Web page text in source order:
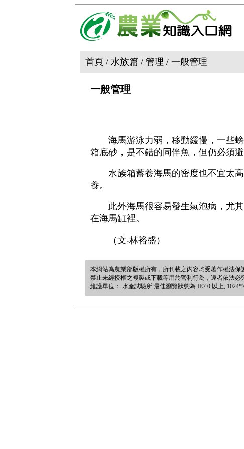
首頁 / 水族篇 / 管理 / 一般管理
一般管理
海馬游泳力弱，移動緩慢，一些螃
箱底砂，是不錯的同伴魚，但仍必須
水族箱蓄養海馬的密度也不宜太高
養。
此外海馬很容易發生氣泡病，尤其
在海馬缸裡。
（文‧林裕盛）
本網站為農業部版權所有，所刊載之內容均受著作權法保
禁止未經授權之複製或下載等用於營利行為，違者依法必
維護單位： 水產試驗所 最佳瀏覽狀態為 IE7.0 以上,